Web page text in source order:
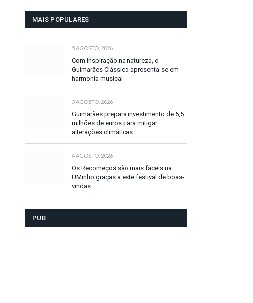
MAIS POPULARES
5 AGOSTO, 2026
Com inspiração na natureza, o
Guimarães Clássico apresenta-se em
harmonia musical
5 AGOSTO, 2026
Guimarães prepara investimento de 5,5
milhões de euros para mitigar
alterações climáticas
4 AGOSTO, 2026
Os Recomeços são mais fáceis na
UMinho graças a este festival de boas-
vindas
PUB